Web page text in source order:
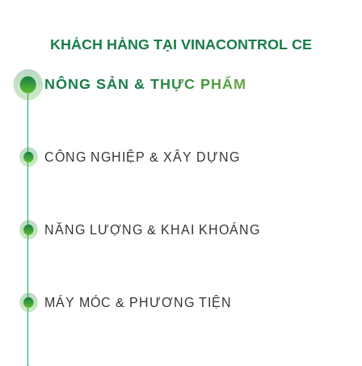
KHÁCH HÀNG TẠI VINACONTROL CE
NÔNG SẢN & THỰC PHẨM
CÔNG NGHIỆP & XÂY DỰNG
NĂNG LƯỢNG & KHAI KHOÁNG
MÁY MÓC & PHƯƠNG TIỆN